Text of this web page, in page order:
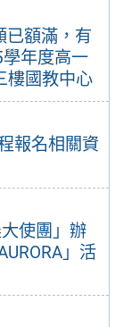
已額滿，有
年度高一
樓國教中心
報名相關資
使團」辦
」活